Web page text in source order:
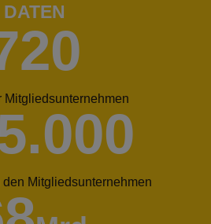
DATEN
Mitgliedsunternehmen
den Mitgliedsunternehmen